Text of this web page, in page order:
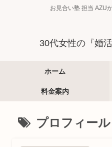
お見合い塾 担当 AZU
30代女性の『婚
ホーム
料金案内
プロフィール